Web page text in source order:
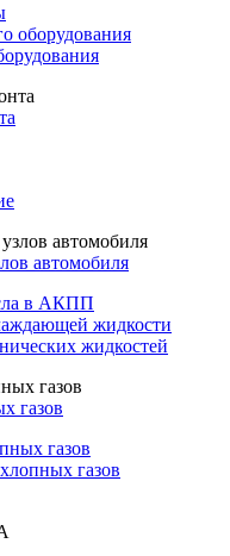
оборудования
автомобиля
в АКПП
жидкости
жидкостей
газов
газов
газов